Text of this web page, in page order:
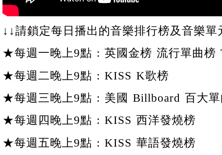
↓↓請鎖定每日播出的音樂排行榜及音樂單
★每週一晚上9點 : 英國金榜 流行單曲榜
★每週二晚上9點 : KISS K歌榜
★每週三晚上9點 : 美國 Billboard 百大
★每週四晚上9點 : KISS 西洋發燒榜
★每週五晚上9點 : KISS 華語發燒榜